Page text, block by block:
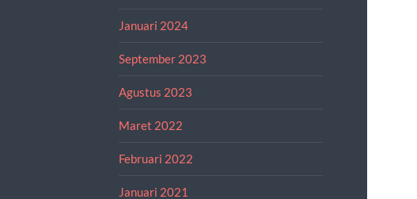
Januari 2024
September 2023
Agustus 2023
Maret 2022
Februari 2022
Januari 2021